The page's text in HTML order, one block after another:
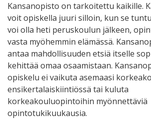
Kansanopisto on tarkoitettu kaikille.
voit opiskella juuri silloin, kun se
voi olla heti peruskoulun jälkeen,
vasta myöhemmin elämässä.
antaa mahdollisuuden etsiä itselle
kehittää omaa osaamistaan.
opiskelu ei vaikuta asemaasi
ensikertalaiskiintiössä tai kuluta
korkeakouluopintoihin myönnettäviä
opintotukikuukausia.